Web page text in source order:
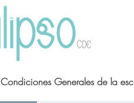
Condiciones Generales de la